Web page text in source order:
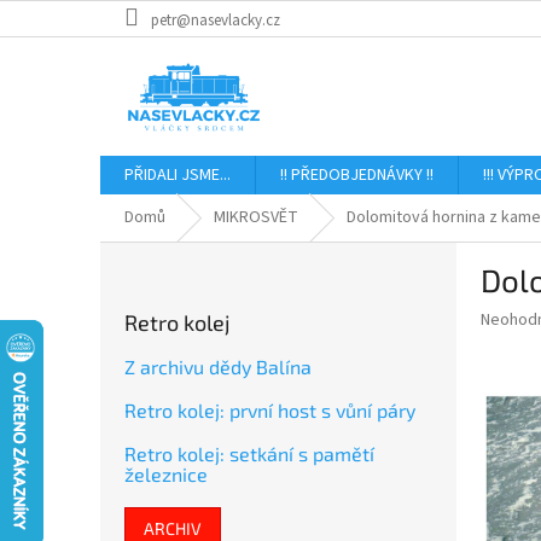
na
petr@nasevlacky.cz
PŘIDALI JSME... !! PŘEDOBJEDNÁVKY !! !!!
Domů
MIKROSVĚT Dolomitová hornina z
Retro kolej
Z archivu dědy Balína
Retro kolej: první host s vůní páry
Retro kolej: setkání s pamětí
železnice
ARCHIV
0,0
z
5